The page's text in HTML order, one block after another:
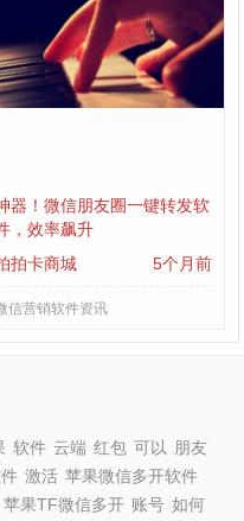
器！微信朋友圈一键转发软
，效率飙升
拍卡商城
5个月前
信营销软件资讯
软件 云端 红包 可以
朋友
激活 苹果微信多开软件
苹果TF微信多开 账号 如何